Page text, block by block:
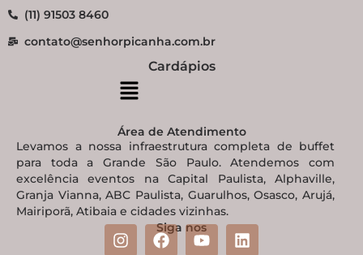
(11) 91503 8460
contato@senhorpicanha.com.br
Cardápios
Área de Atendimento
Levamos a nossa infraestrutura completa de buffet
para toda a Grande São Paulo. Atendemos com
excelência eventos na Capital Paulista, Alphaville,
Granja Vianna, ABC Paulista, Guarulhos, Osasco, Arujá,
Mairiporã, Atibaia e cidades vizinhas.
Siga nos